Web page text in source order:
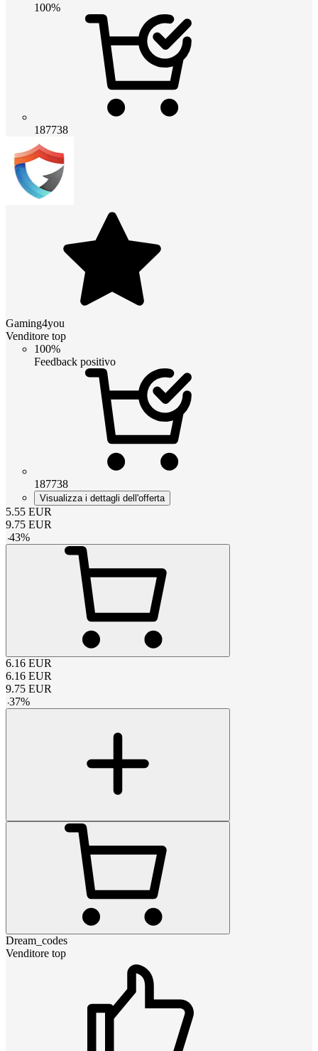
100%
187738
Gaming4you
Venditore top
100%
Feedback positivo
187738
Visualizza i dettagli dell'offerta
5.55 EUR
9.75 EUR
-43%
6.16 EUR
6.16 EUR
9.75 EUR
-37%
Dream_codes
Venditore top